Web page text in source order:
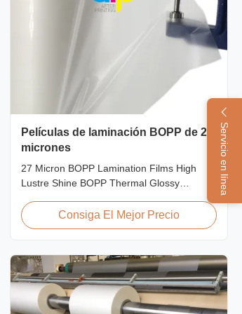
Servicio en línea
Películas de laminación BOPP de 27
micrones
27 Micron BOPP Lamination Films High
Lustre Shine BOPP Thermal Glossy
Lamination Film is an environmental
material which enhances the finished item's
luster finish. It prevents lamination from
being pressed, bubbled, and ...
Consiga El Mejor Precio